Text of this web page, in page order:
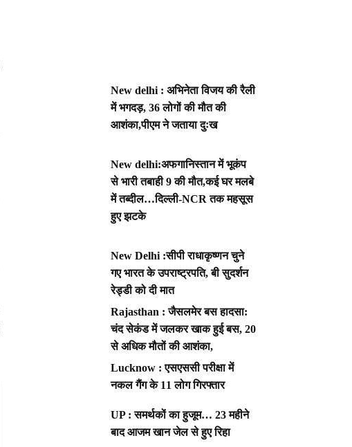
New delhi : अभिनेता विजय की रैली
में भगदड़, 36 लोगों की मौत की
आशंका,पीएम ने जताया दुःख
New delhi:अफगानिस्तान में भूकंप
से भारी तबाही 9 की मौत,कई घर मलबे
में तब्दील…दिल्ली-NCR तक महसूस
हुए झटके
New Delhi :सीपी राधाकृष्णन चुने
गए भारत के उपराष्ट्रपति, बी सुदर्शन
रेड्डी को दी मात
Rajasthan : जैसलमेर बस हादसा:
चंद सेकंड में जलकर खाक हुई बस, 20
से अधिक मौतों की आशंका,
Lucknow : एसएससी परीक्षा में
नकल गैंग के 11 लोग गिरफ्तार
UP : समर्थकों का हुजूम… 23 महीने
बाद आजम खान जेल से हुए रिहा